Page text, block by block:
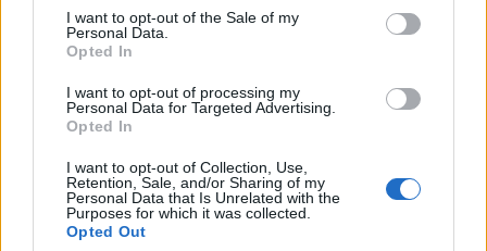
I want to opt-out of the Sale of my
Personal Data.
Opted In
I want to opt-out of processing my
Personal Data for Targeted Advertising.
Opted In
I want to opt-out of Collection, Use,
Retention, Sale, and/or Sharing of my
Personal Data that Is Unrelated with the
Purposes for which it was collected.
Opted Out
Sütibeállítások
Médiatér
Liget
Krónika
Bihari Napló